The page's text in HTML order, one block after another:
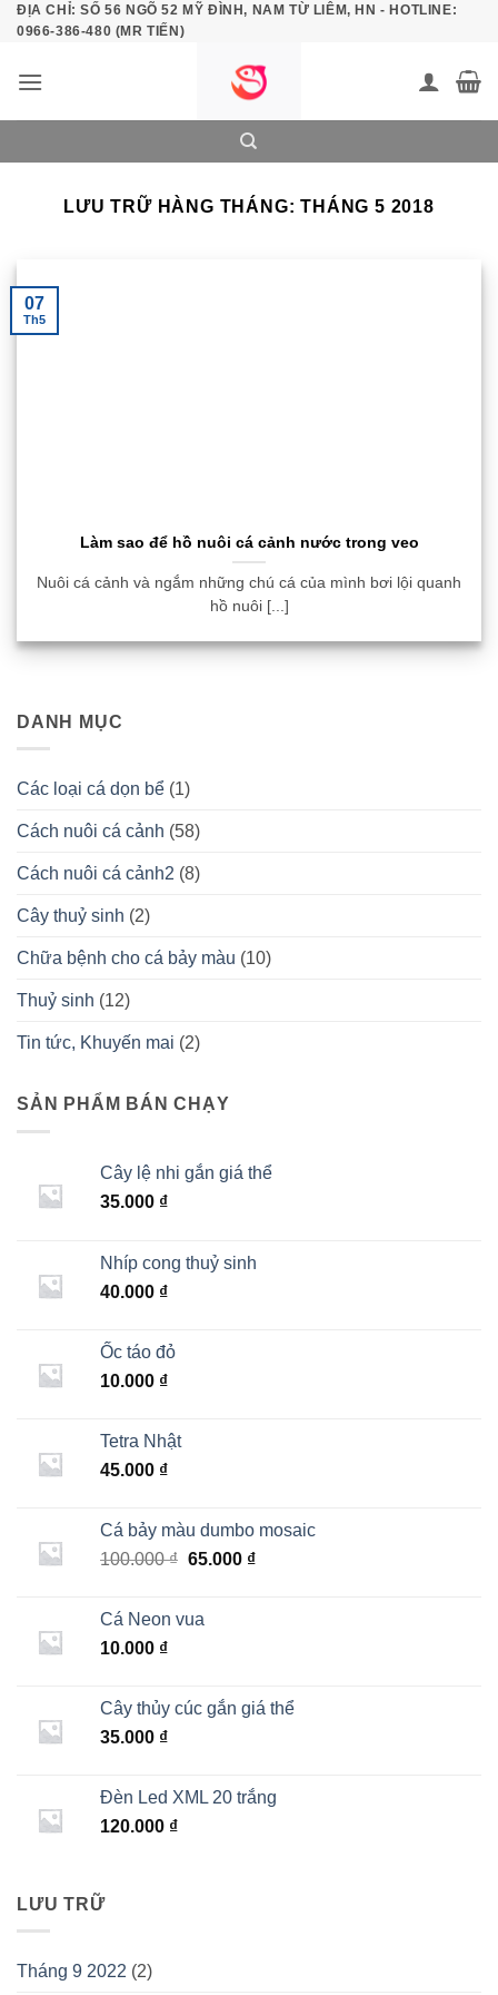
Bỏ
qua
dung
ĐỊA CHỈ: SỐ 56 NGÕ 52 MỸ ĐÌNH, NAM TỪ LIÊM, HN - HOTLINE:
0966-386-480 (MR TIẾN)
LƯU TRỮ HÀNG THÁNG:THÁNG 5 2018
DANH MỤC
Các loại cá dọn bể (1)
Cách nuôi cá cảnh (58)
Cách nuôi cá cảnh2 (8)
Cây thuỷ sinh (2)
Chữa bệnh cho cá bảy màu (10)
Thuỷ sinh (12)
Tin tức, Khuyến mai (2)
SẢN PHẨM BÁN CHẠY
Cây lệ nhi gắn giá thể
35.000 ₫
Nhíp cong thuỷ sinh
40.000 ₫
Ốc táo đỏ
10.000 ₫
Tetra Nhật
45.000 ₫
Cá bảy màu dumbo mosaic
100.000₫ Giá
100.000 ₫.
65.000 ₫Giá
Cá Neon vua
10.000 ₫
Cây thủy cúc gắn giá thể
35.000 ₫
Đèn Led XML 20 trắng
120.000 ₫
LƯU TRỮ
Tháng 9 2022 (2)
Làm sao để hồ nuôi cá cảnh nước trong veo
Nuôi cá cảnh và ngắm những chú cá của mình bơi lội quanh
hồ nuôi [...]
07
Th5